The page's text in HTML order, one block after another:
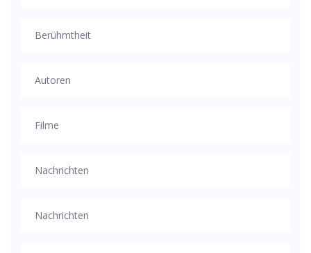
Berühmtheit
Autoren
Filme
Nachrichten
Nachrichten